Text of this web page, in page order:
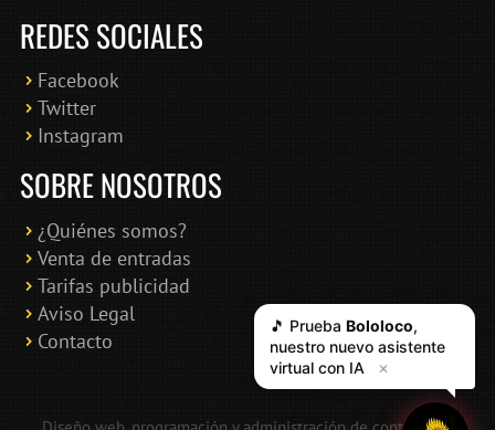
REDES SOCIALES
Facebook
Twitter
Instagram
SOBRE NOSOTROS
¿Quiénes somos?
Venta de entradas
Tarifas publicidad
Aviso Legal
Contacto